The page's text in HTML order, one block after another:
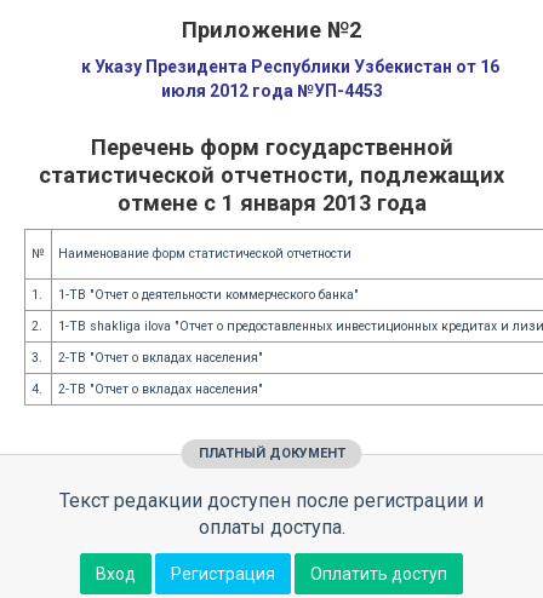
Приложение №2
к Указу Президента Республики Узбекистан от 16
июля 2012 года №УП-4453
Перечень форм государственной
статистической отчетности, подлежащих
отмене с 1 января 2013 года
№ Наименование форм статистической отчетности
1.
1-TB "Отчет о деятельности коммерческого банка"
2.
1-TB shakliga ilova "Отчет о предоставленных инвестиционных кредитах и
3.
2-TB "Отчет о вкладах населения"
4.
2-TB "Отчет о вкладах населения"
ПЛАТНЫЙ ДОКУМЕНТ
Текст редакции доступен после регистрации и
оплаты доступа.
Вход Регистрация Оплатить доступ